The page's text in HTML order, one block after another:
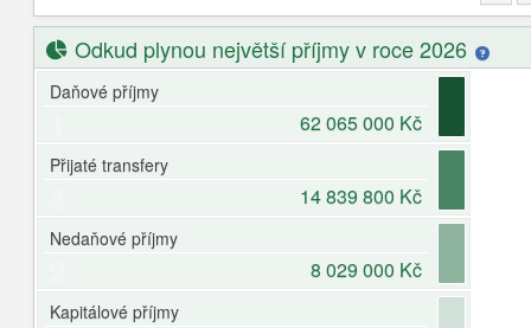
Odkud plynou největší příjmy v roce 2026
Daňové příjmy
62 065 000 Kč
Přijaté transfery
14 839 800 Kč
Nedaňové příjmy
8 029 000 Kč
Kapitálové příjmy